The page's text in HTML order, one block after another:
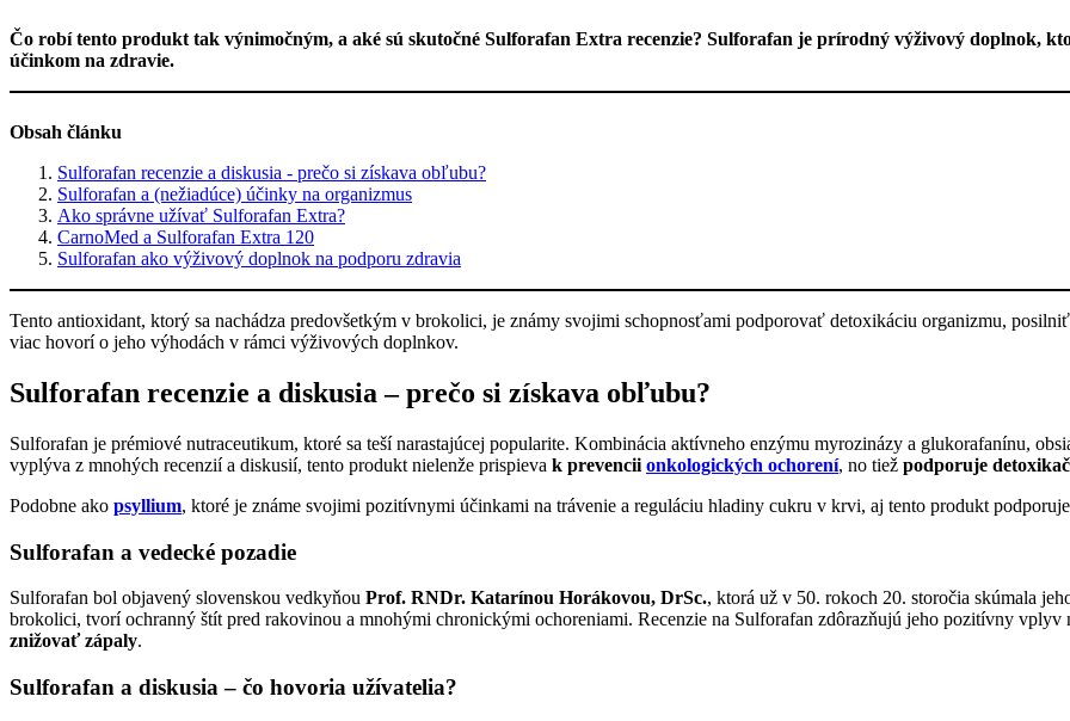
Čo robí tento produkt tak výnimočným, a aké sú skutočné Sulforafan Extra recenzie? Sulforafan je prírodný výživový doplnok,
účinkom na zdravie.
Obsah článku
Sulforafan recenzie a diskusia - prečo si získava obľubu?
Sulforafan a (nežiadúce) účinky na organizmus
Ako správne užívať Sulforafan Extra?
CarnoMed a Sulforafan Extra 120
Sulforafan ako výživový doplnok na podporu zdravia
Tento antioxidant, ktorý sa nachádza predovšetkým v brokolici, je známy svojimi schopnosťami podporovať detoxikáciu organizmu,
viac hovorí o jeho výhodách v rámci výživových doplnkov.
Sulforafan recenzie a diskusia – prečo si získava obľubu?
Sulforafan je prémiové nutraceutikum, ktoré sa teší narastajúcej popularite. Kombinácia aktívneho enzýmu myrozinázy a glukorafanínu,
vyplýva z mnohých recenzií a diskusií, tento produkt nielenže prispieva k prevencii onkologických ochorení, no tiež podporuje
Podobne ako psyllium, ktoré je známe svojimi pozitívnymi účinkami na trávenie a reguláciu hladiny cukru v krvi, aj tento produkt
Sulforafan a vedecké pozadie
Sulforafan bol objavený slovenskou vedkyňou Prof. RNDr. Katarínou Horákovou, DrSc., ktorá už v 50. rokoch 20. storočia skúmala
brokolici, tvorí ochranný štít pred rakovinou a mnohými chronickými ochoreniami. Recenzie na Sulforafan zdôrazňujú jeho pozitívny vplyv
znižovať zápaly.
Sulforafan a diskusia – čo hovoria užívatelia?